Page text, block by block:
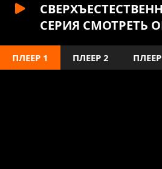
СЕРИЯ СМОТРЕТЬ
ПЛЕЕР 1 ПЛЕЕР 2